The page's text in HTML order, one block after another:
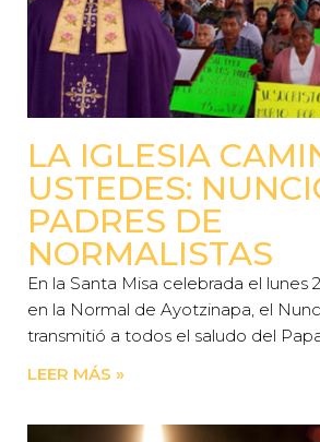
LA IGLESIA
USTEDES:
PADRES DE
NORMALISTAS
En la Santa Misa celebrada el lunes
en la Normal de Ayotzinapa, el
transmitió a todos el saludo del
LEER MÁS »